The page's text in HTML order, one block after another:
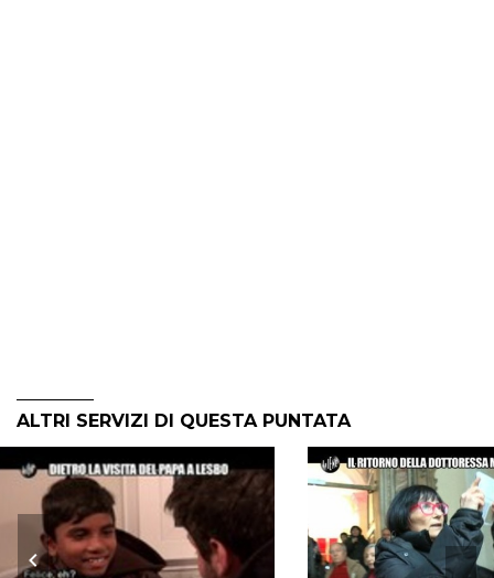
ALTRI SERVIZI DI QUESTA PUNTATA